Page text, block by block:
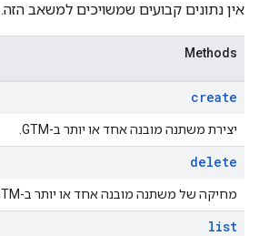
אין נתונים קבועים שמשויכים למשאב הזה.
Methods
create
יצירת משתנה מובנה אחד או יותר ב-GTM.
delete
מחיקה של משתנה מובנה אחד או יותר ב-GTM.
list